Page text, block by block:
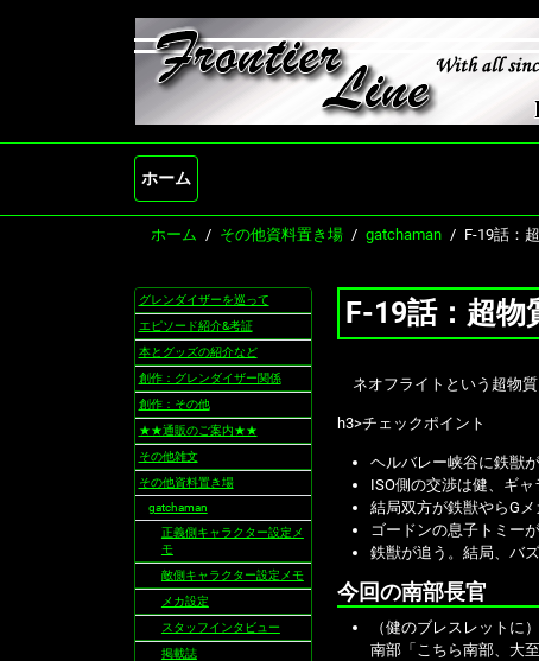
ホーム
ホーム その他資料置き場 gatchaman F-19話：
F-19話：超物
ネオフライトという超物質
h3>チェックポイント
ヘルバレー峡谷に鉄獣
ISO側の交渉は健、ギ
結局双方が鉄獣やらGメ
ゴードンの息子トミー
鉄獣が追う。結局、バ
今回の南部長官
（健のブレスレットに）
南部「こちら南部、大
ナ
ビ
ゲ
ー
シ
ョ
ン
グレンダイザーを巡って
エピソード紹介&考証
本とグッズの紹介など
創作：グレンダイザー関係
創作：その他
★★通販のご案内★★
その他雑文
その他資料置き場
gatchaman
正義側キャラクター設定メ
モ
敵側キャラクター設定メモ
メカ設定
スタッフインタビュー
掲載誌